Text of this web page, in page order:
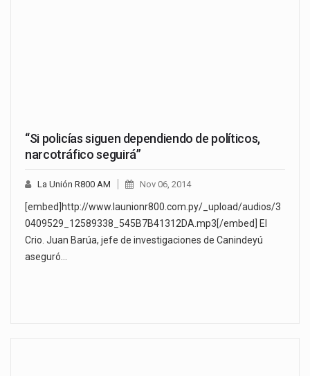
“Si policías siguen dependiendo de políticos,
narcotráfico seguirá”
La Unión R800 AM Nov 06, 2014
[embed]http://www.launionr800.com.py/_upload/audios/3
0409529_12589338_545B7B41312DA.mp3[/embed] El
Crio. Juan Barúa, jefe de investigaciones de Canindeyú
aseguró…